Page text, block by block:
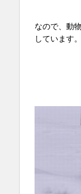
なので、動
しています。